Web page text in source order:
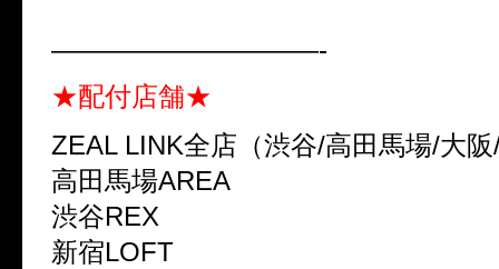
——————————-
★配付店舗★
ZEAL LINK全店（渋谷/高田馬場/大
高田馬場AREA
渋谷REX
新宿LOFT